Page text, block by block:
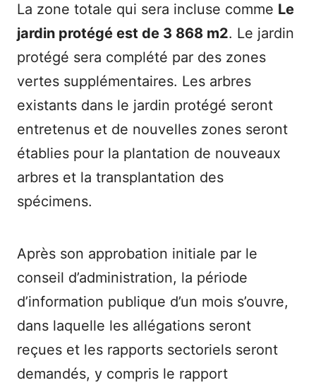
La zone totale qui sera incluse comme Le
jardin protégé est de 3 868 m2. Le jardin
protégé sera complété par des zones
vertes supplémentaires. Les arbres
existants dans le jardin protégé seront
entretenus et de nouvelles zones seront
établies pour la plantation de nouveaux
arbres et la transplantation des
spécimens.
Après son approbation initiale par le
conseil d’administration, la période
d’information publique d’un mois s’ouvre,
dans laquelle les allégations seront
reçues et les rapports sectoriels seront
demandés, y compris le rapport